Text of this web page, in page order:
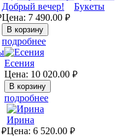
Добрый вечер!
Цена: 7 490.00 руб.
подробнее
Есения
Цена: 10 020.00 руб.
подробнее
руб.
Ирина
Цена: 6 520.00 руб.
Букеты